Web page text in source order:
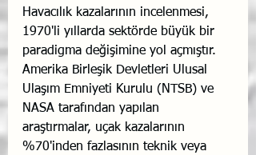
Havacılık kazalarının incelenmesi,
1970'li yıllarda sektörde büyük bir
paradigma değişimine yol açmıştır.
Amerika Birleşik Devletleri Ulusal
Ulaşım Emniyeti Kurulu (NTSB) ve
NASA tarafından yapılan
araştırmalar, uçak kazalarının
%70'inden fazlasının teknik veya